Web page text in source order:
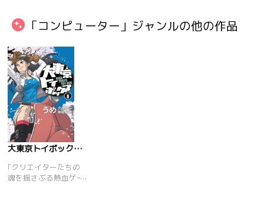
「コンピューター」ジャンルの他の作品
大東京トイボックス【デジタルリマスター版】
｢クリエイターたちの
魂を揺さぶる熱血ゲー